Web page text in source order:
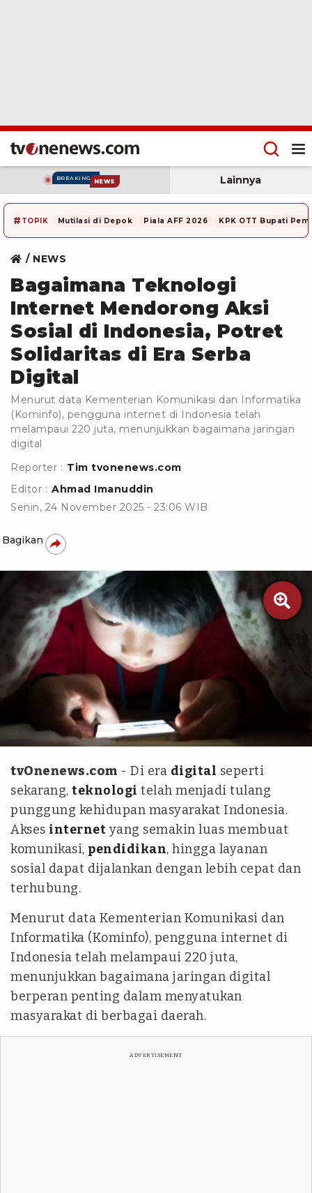
BREAKING NEWS Lainnya
# TOPIK Mutilasi di Depok Piala AFF 2026 KPK OTT Bupati
NEWS
Bagaimana Teknologi
Internet Mendorong Aksi
Sosial di Indonesia, Potret
Solidaritas di Era Serba
Digital
Menurut data Kementerian Komunikasi dan Informatika
(Kominfo), pengguna internet di Indonesia telah
melampaui 220 juta, menunjukkan bagaimana jaringan
digital
Reporter : Tim tvonenews.com
Editor : Ahmad Imanuddin
Senin, 24 November 2025 - 23:06 WIB
Bagikan

Istockphoto
tvOnenews.com - Di era digital seperti
sekarang, teknologi telah menjadi tulang
punggung kehidupan masyarakat Indonesia.
Akses internet yang semakin luas membuat
komunikasi, pendidikan, hingga layanan
sosial dapat dijalankan dengan lebih cepat dan
terhubung.
Menurut data Kementerian Komunikasi dan
Informatika (Kominfo), pengguna internet di
Indonesia telah melampaui 220 juta,
menunjukkan bagaimana jaringan digital
berperan penting dalam menyatukan
masyarakat di berbagai daerah.
ADVERTISEMENT